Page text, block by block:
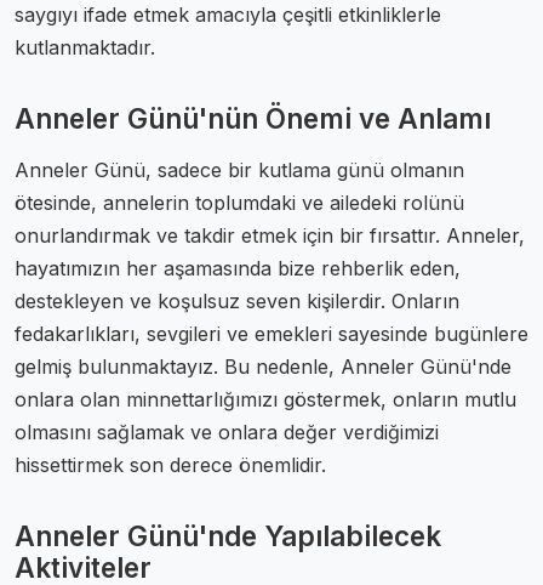
saygıyı ifade etmek amacıyla çeşitli etkinliklerle
kutlanmaktadır.
Anneler Günü'nün Önemi ve Anlamı
Anneler Günü, sadece bir kutlama günü olmanın
ötesinde, annelerin toplumdaki ve ailedeki rolünü
onurlandırmak ve takdir etmek için bir fırsattır. Anneler,
hayatımızın her aşamasında bize rehberlik eden,
destekleyen ve koşulsuz seven kişilerdir. Onların
fedakarlıkları, sevgileri ve emekleri sayesinde bugünlere
gelmiş bulunmaktayız. Bu nedenle, Anneler Günü'nde
onlara olan minnettarlığımızı göstermek, onların mutlu
olmasını sağlamak ve onlara değer verdiğimizi
hissettirmek son derece önemlidir.
Anneler Günü'nde Yapılabilecek
Aktiviteler